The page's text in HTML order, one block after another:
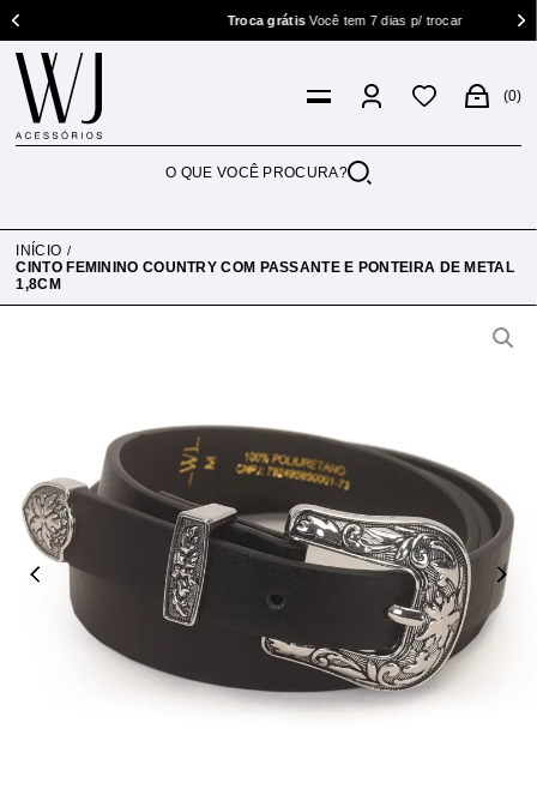
Troca grátisVocê tem 7 dias p/ trocar
0
INÍCIO
CINTO FEMININO COUNTRY COM PASSANTE E PONTEIRA DE METAL
1,8CM